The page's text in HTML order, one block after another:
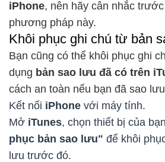
iPhone, nên hãy cân nhắc
phương pháp này.
Khôi phục ghi chú từ bản
Bạn cũng có thể khôi phục ghi
dụng bản sao lưu đã có trên
cách an toàn nếu bạn đã sao
Kết nối iPhone với máy tính.
Mở iTunes, chọn thiết bị của
phục bản sao lưu" để khôi
lưu trước đó.